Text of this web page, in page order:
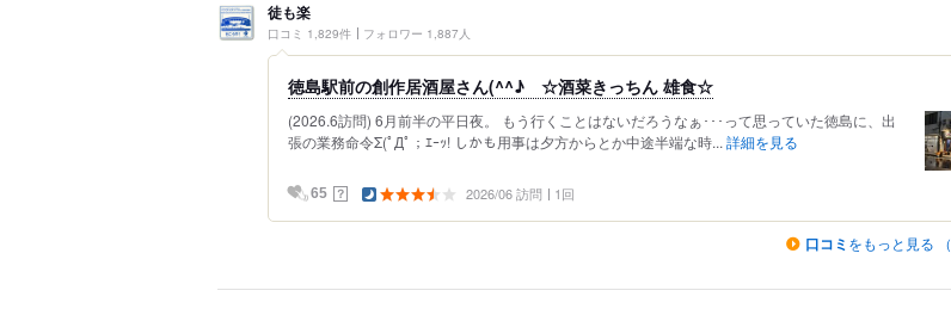
徒も楽
口コミ 1,829件 フォロワー 1,887人
徳島駅前の創作居酒屋さん(^^♪ ☆酒菜きっちん 雄食☆
(2026.6訪問) 6月前半の平日夜。 もう行くことはないだろうなぁ･･･って思っていた徳島に、出
張の業務命令Σ(ﾟДﾟ；ｴｰｯ! しかも用事は夕方からとか中途半端な時... 詳細を見る
65 ？ 2026/06 訪問 1回
口コミ をもっと見る （